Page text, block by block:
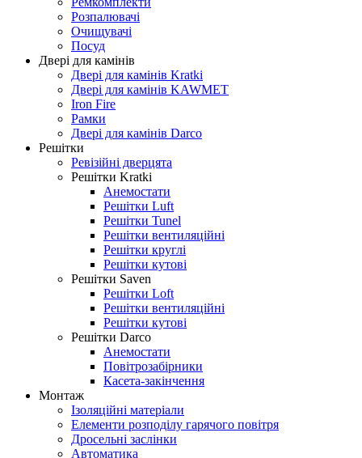
Розпалювачі
Очищувачі
Посуд
Двері для камінів
Двері для камінів Kratki
Двері для камінів KAWMET
Iron Fire
Рамки
Двері для камінів Darco
Решітки
Ревізійні дверцята
Решітки Kratki
Анемостати
Решітки Luft
Решітки Tunel
Решітки вентиляційні
Решітки круглі
Решітки кутові
Решітки Saven
Решітки Loft
Решітки вентиляційні
Решітки кутові
Решітки Darco
Анемостати
Повітрозабірники
Касета-закінчення
Монтаж
Ізоляційні матеріали
Елементи розподілу гарячого повітря
Дросельні заслінки
Автоматика